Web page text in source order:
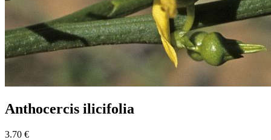
Anthocercis ilicifolia
3.70 €